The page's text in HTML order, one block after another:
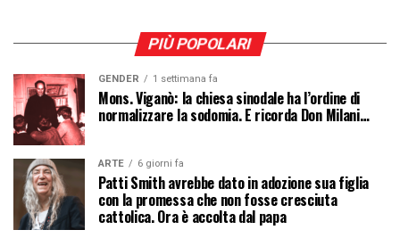
PIÙ POPOLARI
GENDER 1 settimana fa
Mons. Viganò: la chiesa sinodale ha l’ordine di
normalizzare la sodomia. E ricorda Don Milani…
ARTE 6 giorni fa
Patti Smith avrebbe dato in adozione sua figlia
con la promessa che non fosse cresciuta
cattolica. Ora è accolta dal papa